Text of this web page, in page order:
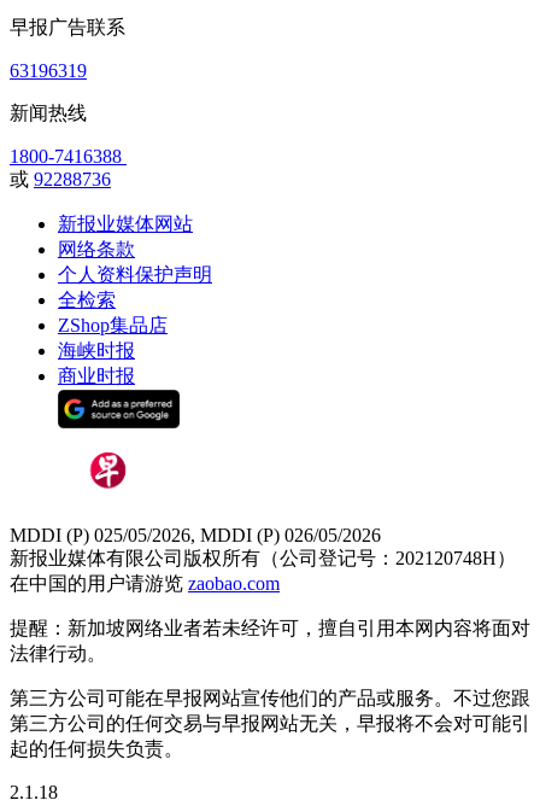
早报广告联系
63196319
新闻热线
1800-7416388
或 92288736
新报业媒体网站
网络条款
个人资料保护声明
全检索
ZShop集品店
海峡时报
商业时报
MDDI (P) 025/05/2026, MDDI (P) 026/05/2026
新报业媒体有限公司版权所有（公司登记号：202120748H）
在中国的用户请游览 zaobao.com
提醒：新加坡网络业者若未经许可，擅自引用本网内容将面对
法律行动。
第三方公司可能在早报网站宣传他们的产品或服务。不过您跟
第三方公司的任何交易与早报网站无关，早报将不会对可能引
起的任何损失负责。
2.1.18